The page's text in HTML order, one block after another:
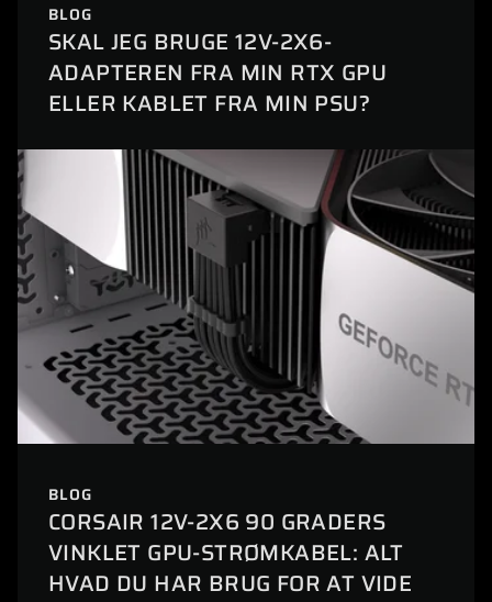
BLOG
SKAL JEG BRUGE 12V-2X6-
ADAPTEREN FRA MIN RTX GPU
ELLER KABLET FRA MIN PSU?
BLOG
CORSAIR 12V-2X6 90 GRADERS
VINKLET GPU-STRØMKABEL: ALT
HVAD DU HAR BRUG FOR AT VIDE